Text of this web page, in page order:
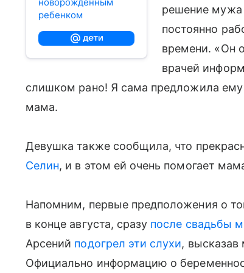
ребенком
решение мужа
постоянно
времени. «Он
врачей
слишком рано! Я сама предложила
мама.
Девушка также сообщила, что
Селин, и в этом ей очень помогает
Напомним, первые предположения о
в конце августа, сразу после свадьбы
Арсений подогрел эти слухи, высказав
Официально информацию о